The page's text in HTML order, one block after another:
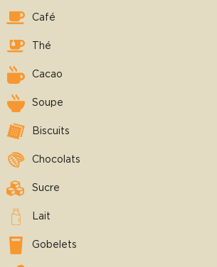
Café
Thé
Cacao
Soupe
Biscuits
Chocolats
Sucre
Lait
Gobelets